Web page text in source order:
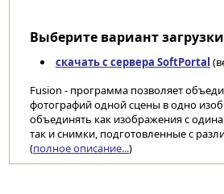
Выберите вариант
скачать с сервера SoftPortal
Fusion - программа позволяет
фотографий одной сцены в одно
объединять как изображения с
так и снимки, подготовленные с
(полное описание...)